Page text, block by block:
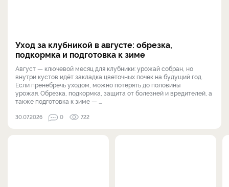
Уход за клубникой в августе: обрезка,
подкормка и подготовка к зиме
Август — ключевой месяц для клубники: урожай собран, но
внутри кустов идёт закладка цветочных почек на будущий год.
Если пренебречь уходом, можно потерять до половины
урожая. Обрезка, подкормка, защита от болезней и вредителей, а
также подготовка к зиме — ...
30.07.2026 0 722